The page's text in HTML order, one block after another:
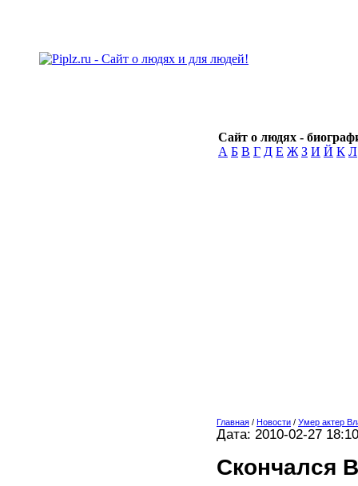
Сайт о людях -
А Б В Г Д Е Ж З И Й К Л
Главная / Новости / Умер актер
Дата: 2010-02-27 18:10
Скончался